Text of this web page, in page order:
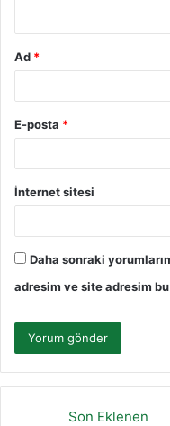
Ad *
E-posta *
İnternet sitesi
Daha sonraki
adresim ve site adresim
Son Eklenen